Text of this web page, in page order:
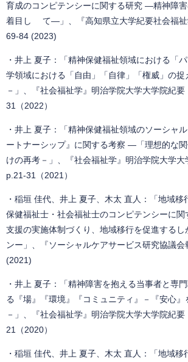
育成のコンピテンシーに関する研究 ―精神障
着目し て―」、『高知県立大学紀要社会福祉
69-84 (2023)
・井上 夏子：「精神保健福祉領域における「
学領域における「自由」「自律」「権威」の捉
－」、『社会福祉学』明治学院大学大学院紀
31（2022）
・井上 夏子：「精神保健福祉領域のソーシャ
ートナーシップ』に関する考察 ―「理想的な
けの再考－」、『社会福祉学』明治学院大学大
p.21-31（2021）
・稲垣 佳代、井上 夏子、木太 直人：「地域移
保健福祉士・社会福祉士のコンピテンシーに関
支援の実施体制づくり、地域移行を促進するし
ンー」、『ソーシャルケアサービス研究協議
(2021)
・井上 夏子：「精神障害を抱える当事者と専
る『場』『環境』『コミュニティ』－『安心』
－」、『社会福祉学』明治学院大学大学院紀
21（2020）
・稲垣 佳代、井上 夏子、木太 直人：「地域移